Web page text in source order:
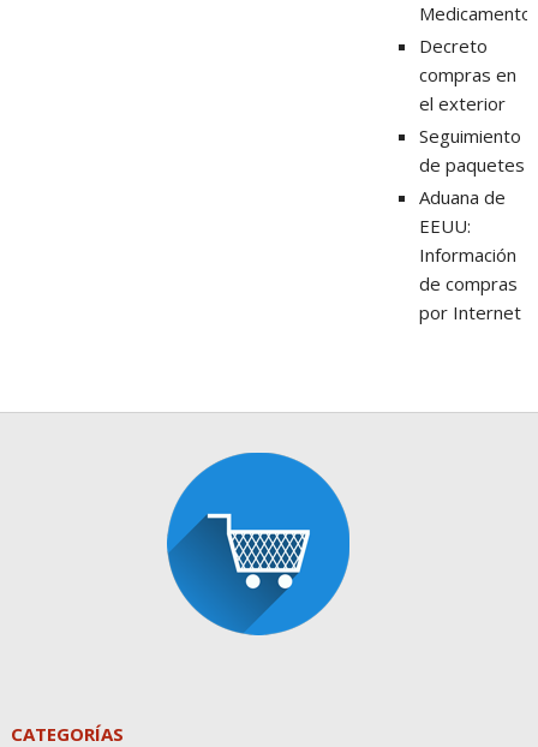
Decreto
compras en
el exterior
Seguimiento
de paquetes
Aduana de
EEUU:
Información
de compras
por Internet
CATEGORÍAS